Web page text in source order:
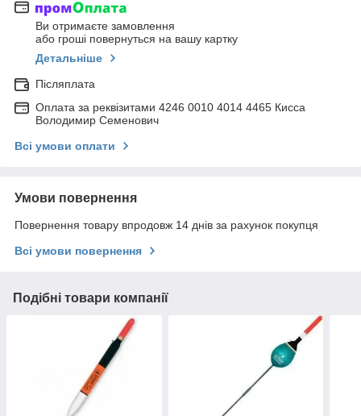
Ви отримаєте замовлення
або гроші повернуться на вашу картку
Детальніше
Післяплата
Оплата за реквізитами 4246 0010 4014 4465 Кисса
Володимир Семенович
Всі умови оплати
Умови повернення
Повернення товару впродовж 14 днів за рахунок покупця
Всі умови повернення
Подібні товари компанії